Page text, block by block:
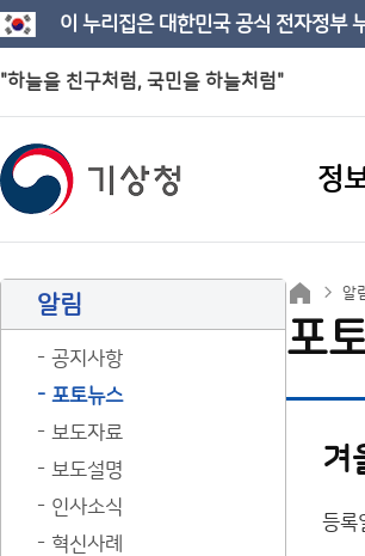
이 누리집은 대한민국 공식 전자정부
"하늘을 친구처럼, 국민을 하늘처럼"
정
알림
공지사항
포토뉴스
보도자료
보도설명
인사소식
혁신사례
알
포
겨
등